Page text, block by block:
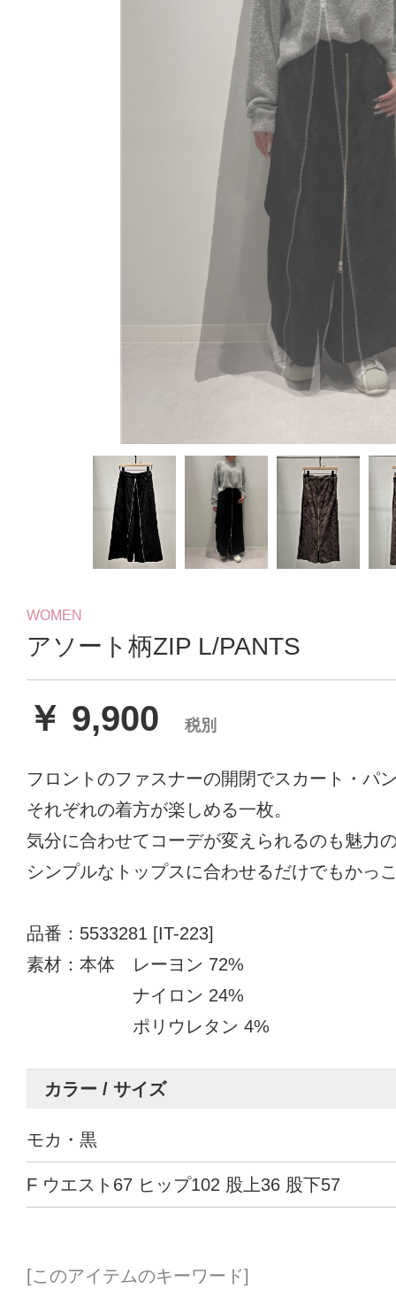
WOMEN
アソート柄ZIP L/PANTS
￥ 9,900 税別
フロントのファスナーの開閉でスカート・パ
それぞれの着方が楽しめる一枚。
気分に合わせてコーデが変えられるのも魅力
シンプルなトップスに合わせるだけでもかっ
品番：5533281 [IT-223]
素材：本体 レーヨン 72%
ナイロン 24%
ポリウレタン 4%
カラー / サイズ
モカ・黒
F ウエスト67 ヒップ102 股上36 股下57
[このアイテムのキーワード]